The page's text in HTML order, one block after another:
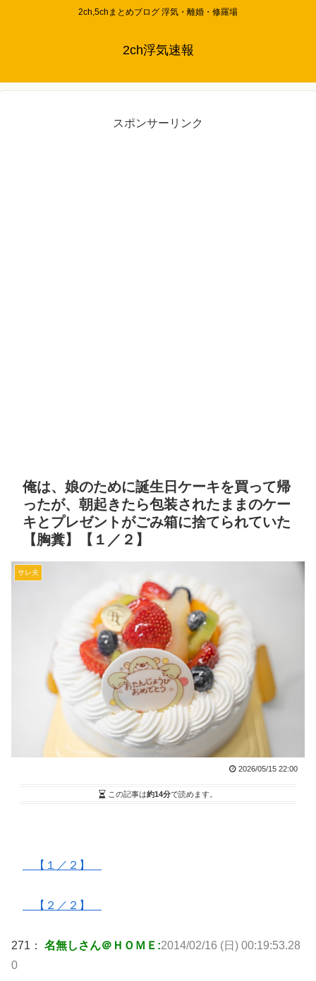
2ch,5chまとめブログ 浮気・離婚・修羅場
2ch浮気速報
スポンサーリンク
俺は、娘のために誕生日ケーキを買って帰
ったが、朝起きたら包装されたままのケー
キとプレゼントがごみ箱に捨てられていた
【胸糞】【１／２】
サレ夫
2026/05/15 22:00
この記事は約14分で読めます。
【１／２】
【２／２】
271： 名無しさん＠ＨＯＭＥ:2014/02/16 (日) 00:19:53.28
0